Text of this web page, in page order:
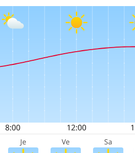
Je Ve Sa